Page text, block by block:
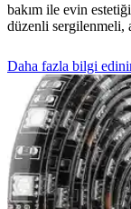
bakım ile evin
düzenli sergilenmeli,
Daha fazla bilgi